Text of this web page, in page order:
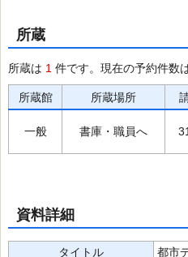
所蔵
所蔵は 1 件です。現在の予約件数
所蔵館 所蔵場所
一般 書庫・職員へ
資料詳細
タイトル
都市